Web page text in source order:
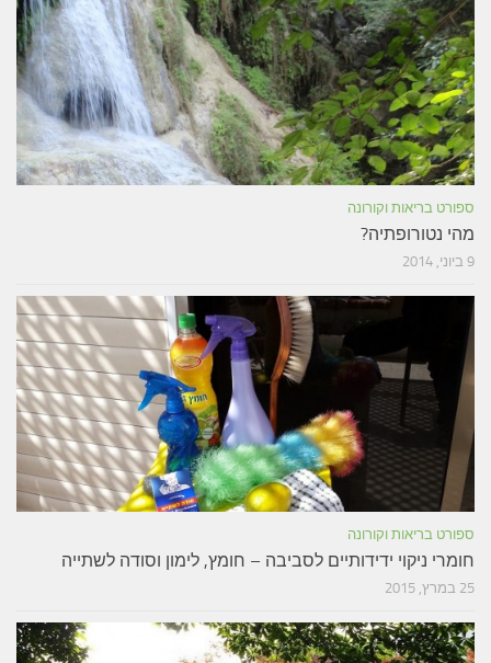
ספורט בריאות וקורונה
מהי נטורופתיה?
9 ביוני, 2014
ספורט בריאות וקורונה
חומרי ניקוי ידידותיים לסביבה – חומץ, לימון וסודה לשתייה
25 במרץ, 2015